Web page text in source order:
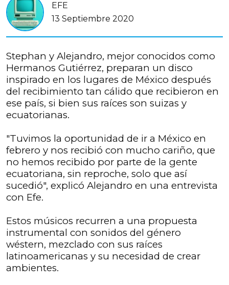
EFE
13 Septiembre 2020
Stephan y Alejandro, mejor conocidos como
Hermanos Gutiérrez, preparan un disco
inspirado en los lugares de México después
del recibimiento tan cálido que recibieron en
ese país, si bien sus raíces son suizas y
ecuatorianas.
"Tuvimos la oportunidad de ir a México en
febrero y nos recibió con mucho cariño, que
no hemos recibido por parte de la gente
ecuatoriana, sin reproche, solo que así
sucedió", explicó Alejandro en una entrevista
con Efe.
Estos músicos recurren a una propuesta
instrumental con sonidos del género
wéstern, mezclado con sus raíces
latinoamericanas y su necesidad de crear
ambientes.